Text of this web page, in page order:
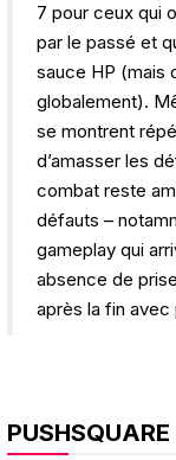
7 pour ceux qui
par le passé et
sauce HP (mais
globalement).
se montrent
d’amasser les
combat reste
défauts –
gameplay qui
absence de
après la fin avec
PUSHSQUARE